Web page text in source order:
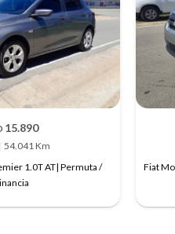
15.890
54.041 Km
1.0T AT| Permuta /
Fiat